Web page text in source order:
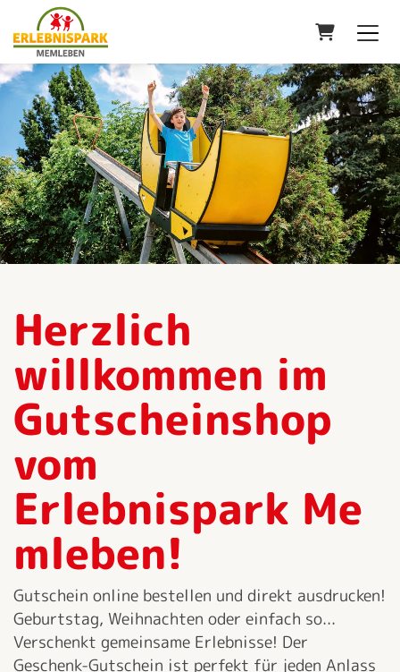
Herzlich
willkommen im
Gutscheinshop
vom
Erlebnispark Me
mleben!
Gutschein online bestellen und direkt ausdrucken!
Geburtstag, Weihnachten oder einfach so...
Verschenkt gemeinsame Erlebnisse! Der
Geschenk-Gutschein ist perfekt für jeden Anlass